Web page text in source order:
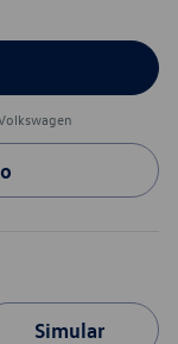
Simular